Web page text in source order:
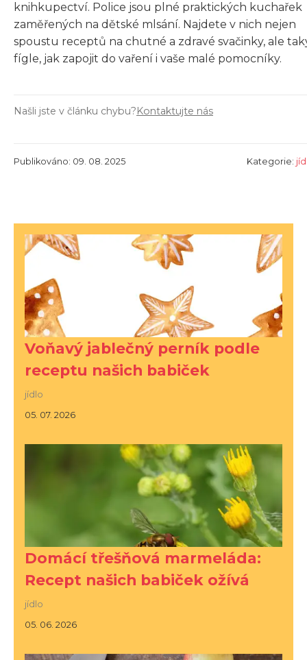
knihkupectví. Police jsou plné praktických kuchařek
zaměřených na dětské mlsání. Najdete v nich nejen
spoustu receptů na chutné a zdravé svačinky, ale
fígle, jak zapojit do vaření i vaše malé pomocníky.
Našli jste v článku chybu? Kontaktujte nás
Publikováno: 09. 08. 2025 Kategorie:
Voňavý jablečný perník podle
receptu našich babiček
jídlo
05. 07. 2026
Domácí třešňová marmeláda:
Recept našich babiček ožívá
jídlo
05. 06. 2026